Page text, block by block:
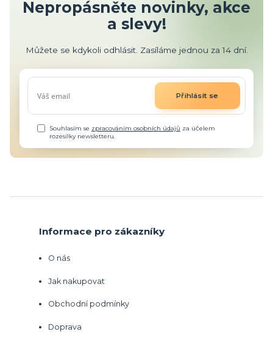
Nepropásněte novinky, akce
a slevy!
Můžete se kdykoli odhlásit. Zasíláme jednou za 14 dní.
Přihlásit se
Souhlasím se zpracováním osobních údajů za účelem
rozesílky newsletteru.
Informace pro zákazníky
O nás
Jak nakupovat
Obchodní podmínky
Doprava